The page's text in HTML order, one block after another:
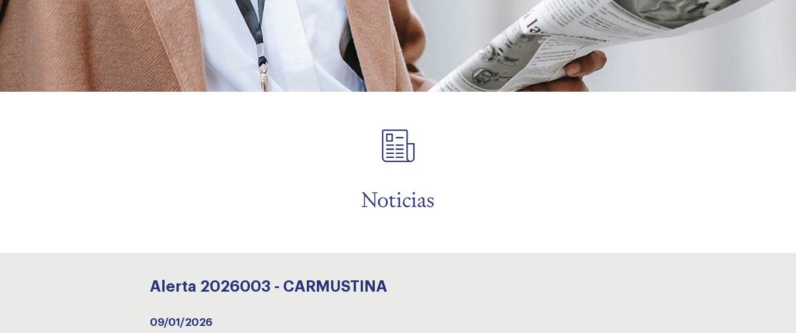
Noticias
Alerta 2026003 - CARMUSTINA
09/01/2026